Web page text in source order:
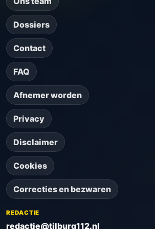
Dossiers
Contact
FAQ
Afnemer worden
Privacy
Disclaimer
Cookies
Correcties en bezwaren
REDACTIE
redactie@tilburg112.nl